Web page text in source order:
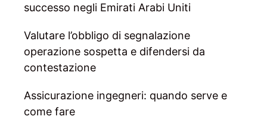
successo negli Emirati Arabi Uniti
Valutare l’obbligo di segnalazione
operazione sospetta e difendersi da
contestazione
Assicurazione ingegneri: quando serve e
come fare